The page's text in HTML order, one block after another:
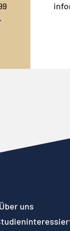
Über uns